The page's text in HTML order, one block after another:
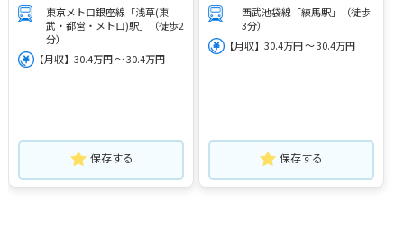
東京メトロ銀座線「浅草(東
武・都営・メトロ)駅」（徒歩2
分）
【月収】30.4万円 ～ 30.4万円
保存する
西武池袋線「練馬駅」（徒歩
3分）
【月収】30.4万円 ～ 30.4万円
保存する